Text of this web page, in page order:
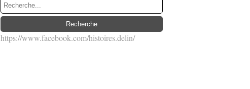
https://www.facebook.com/histoires.delin/